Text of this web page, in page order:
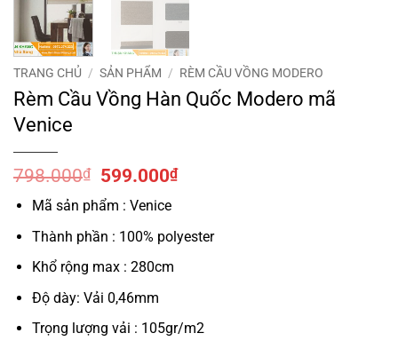
TRANG CHỦ / SẢN PHẨM / RÈM CẦU VỒNG MODERO
Rèm Cầu Vồng Hàn Quốc Modero mã
Venice
798.000₫
Giá
gốc
là:
798.000₫.
599.000₫Giá
là:
599.000₫.
Mã sản phẩm : Venice
Thành phần : 100% polyester
Khổ rộng max : 280cm
Độ dày: Vải 0,46mm
Trọng lượng vải : 105gr/m2